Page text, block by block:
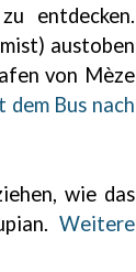
entdecken.
austoben
von Mèze
dem Bus nach
wie das
Weitere